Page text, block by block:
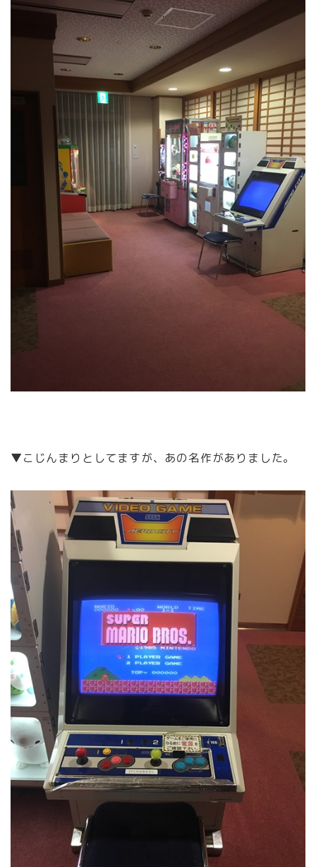
▼こじんまりとしてますが、あの名作がありました。